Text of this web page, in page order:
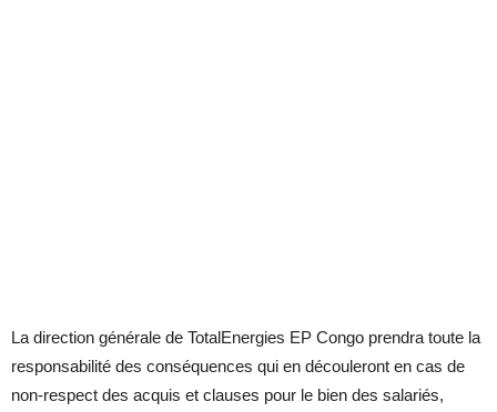
La direction générale de TotalEnergies EP Congo prendra toute la
responsabilité des conséquences qui en découleront en cas de
non-respect des acquis et clauses pour le bien des salariés,